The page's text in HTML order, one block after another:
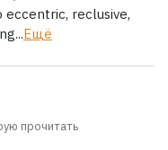
eccentric, reclusive,
Ещё
прочитать